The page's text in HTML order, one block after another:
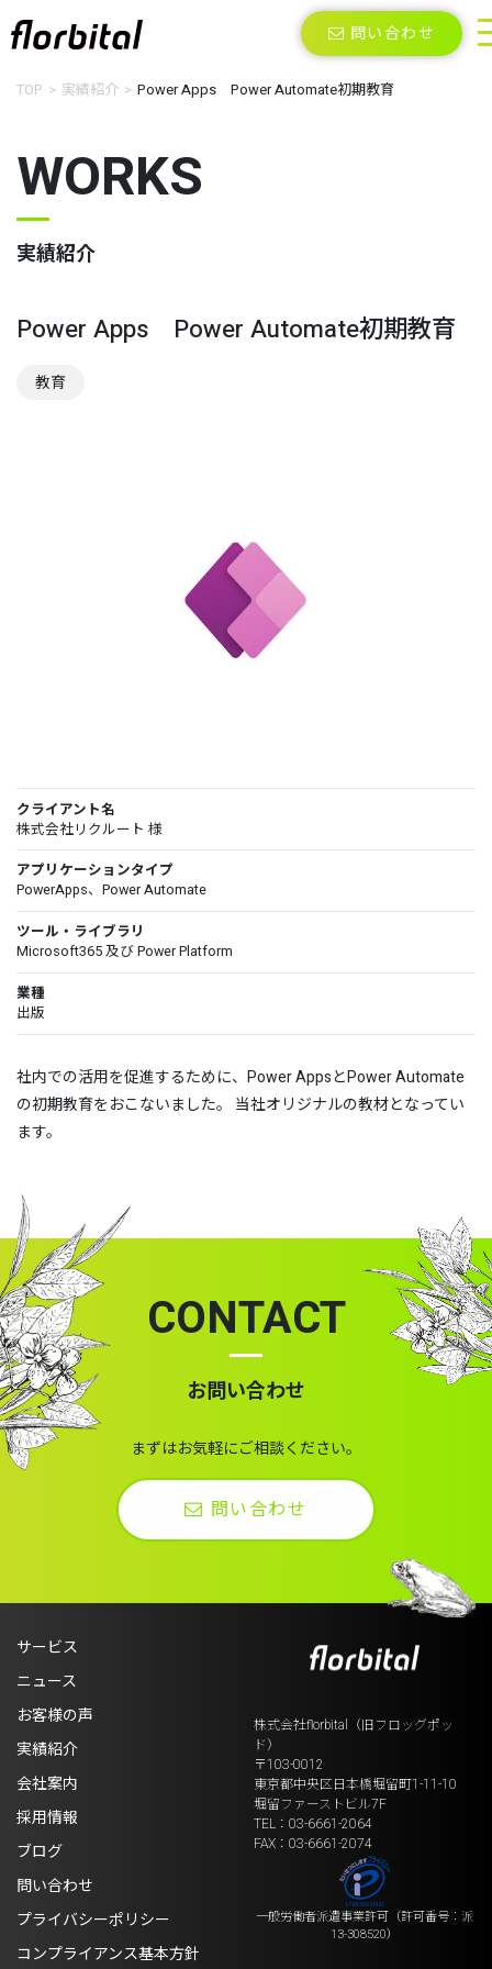
問い合わせ
TOP 実績紹介 Power Apps Power Automate初期教育
WORKS
実績紹介
Power Apps Power Automate初期教育
教育
クライアント名
株式会社リクルート 様
アプリケーションタイプ
PowerApps、Power Automate
ツール・ライブラリ
Microsoft365 及び Power Platform
業種
出版
社内での活用を促進するために、Power AppsとPower Automate
の初期教育をおこないました。 当社オリジナルの教材となってい
ます。
CONTACT
お問い合わせ
まずはお気軽にご相談ください。
問い合わせ
サービス
ニュース
お客様の声
実績紹介
会社案内
採用情報
ブログ
問い合わせ
プライバシーポリシー
コンプライアンス基本方針
株式会社florbital（旧フロッグポッ
ド）
〒103-0012
東京都中央区日本橋堀留町1-11-10
堀留ファーストビル7F
TEL：03-6661-2064
FAX：03-6661-2074
一般労働者派遣事業許可 （許可番号：派
13-308520）